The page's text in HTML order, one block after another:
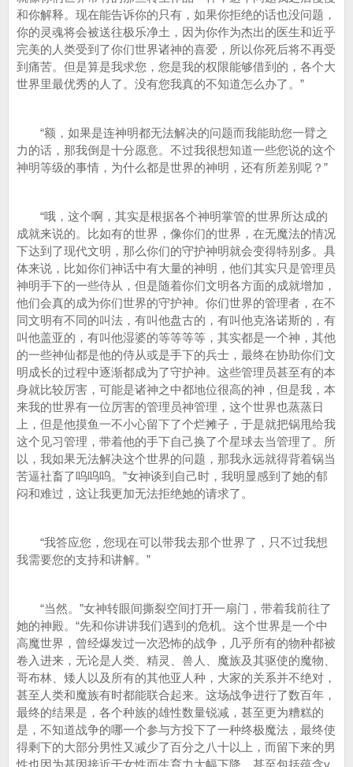
和你解释。现在能告诉你的只有，如果你拒绝的话也没问题，
你的灵魂将会被送往极乐净土，因为你作为杰出的医生和近乎
完美的人类受到了你们世界诸神的喜爱，所以你死后将不再受
到痛苦。但是算是我求您，您是我的权限能够借到的，各个大
世界里最优秀的人了。没有您我真的不知道怎么办了。”
“额，如果是连神明都无法解决的问题而我能助您一臂之
力的话，那我倒是十分愿意。不过我很想知道一些您说的这个
神明等级的事情，为什么都是世界的神明，还有所差别呢？”
“哦，这个啊，其实是根据各个神明掌管的世界所达成的
成就来说的。比如有的世界，像你们的世界，在无魔法的情况
下达到了现代文明，那么你们的守护神明就会变得特别多。具
体来说，比如你们神话中有大量的神明，他们其实只是管理员
神明手下的一些侍从，但是随着你们文明各方面的成就增加，
他们会真的成为你们世界的守护神。你们世界的管理者，在不
同文明有不同的叫法，有叫他盘古的，有叫他克洛诺斯的，有
叫他盖亚的，有叫他湿婆的等等等等，其实都是一个神，其他
的一些神仙都是他的侍从或是手下的兵士，最终在协助你们文
明成长的过程中逐渐都成为了守护神。这些管理员甚至有的本
身就比较厉害，可能是诸神之中都地位很高的神，但是我，本
来我的世界有一位厉害的管理员神管理，这个世界也蒸蒸日
上，但是他摸鱼一不小心留下了个烂摊子，于是就把锅甩给我
这个见习管理，带着他的手下自己换了个星球去当管理了。所
以，我如果无法解决这个世界的问题，那我永远就得背着锅当
苦逼社畜了呜呜呜。”女神谈到自己时，我明显感到了她的郁
闷和难过，这让我更加无法拒绝她的请求了。
“我答应您，您现在可以带我去那个世界了，只不过我想
我需要您的支持和讲解。”
“当然。”女神转眼间撕裂空间打开一扇门，带着我前往了
她的神殿。“先和你讲讲我们遇到的危机。这个世界是一个中
高魔世界，曾经爆发过一次恐怖的战争，几乎所有的物种都被
卷入进来，无论是人类、精灵、兽人、魔族及其驱使的魔物、
哥布林、矮人以及所有的其他亚人种，大家的关系并不绝对，
甚至人类和魔族有时都能联合起来。这场战争进行了数百年，
最终的结果是，各个种族的雄性数量锐减，甚至更为糟糕的
是，不知道战争的哪一个参与方投下了一种终极魔法，最终使
得剩下的大部分男性又减少了百分之八十以上，而留下来的男
性也因为基因接近于女性而生育力大幅下降，甚至包括蕴含y